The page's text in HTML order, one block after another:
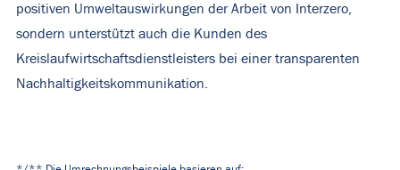
positiven Umweltauswirkungen der Arbeit von Interzero,
sondern unterstützt auch die Kunden des
Kreislaufwirtschaftsdienstleisters bei einer transparenten
Nachhaltigkeitskommunikation.